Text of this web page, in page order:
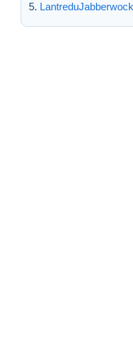
LantreduJabberwock